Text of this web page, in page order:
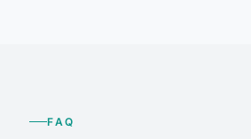
FAQ